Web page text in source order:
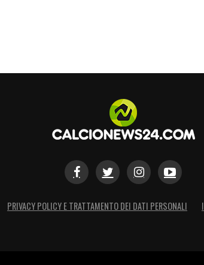
PRIVACY POLICY E TRATTAMENTO DEI DATI PERSONALI